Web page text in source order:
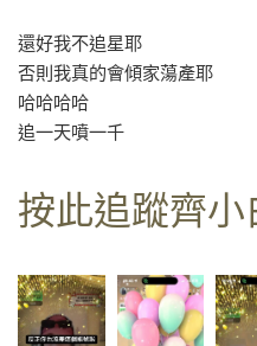
還好我不追星耶
否則我真的會傾家蕩產耶
哈哈哈哈
追一天噴一千
按此追蹤齊小